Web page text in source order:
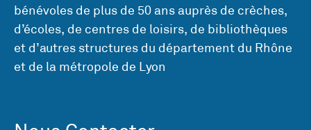
bénévoles de plus de 50 ans auprès de crèches,
d’écoles, de centres de loisirs, de bibliothèques
et d’autres structures du département du Rhône
et de la métropole de Lyon